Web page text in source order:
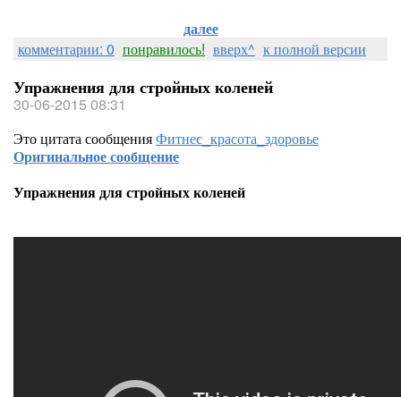
далее
комментарии: 0 понравилось! вверх^ к полной версии
Упражнения для стройных коленей
30-06-2015 08:31
Это цитата сообщенияФитнес_красота_здоровье
Оригинальное сообщение
Упражнения для стройных коленей